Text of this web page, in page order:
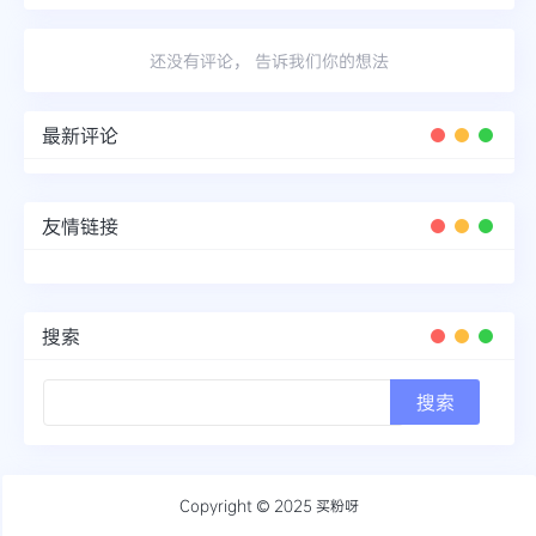
还没有评论， 告诉我们你的想法
最新评论
友情链接
搜索
Copyright © 2025 买粉呀